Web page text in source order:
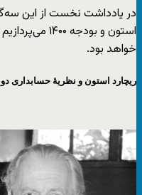
در یادداشت نخست از این
استون و
خواهد بود.
ریچارد استون و نظریهٔ حسابداری